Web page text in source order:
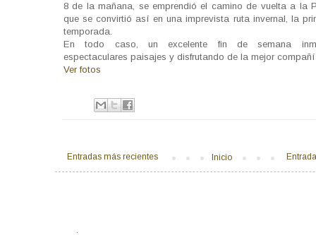
8 de la mañana, se emprendió el camino de vuelta a la
que se convirtió así en una imprevista ruta invernal, la
temporada.
En todo caso, un excelente fin de semana
espectaculares paisajes y disfrutando de la mejor
Ver fotos
Entradas más recientes Inicio